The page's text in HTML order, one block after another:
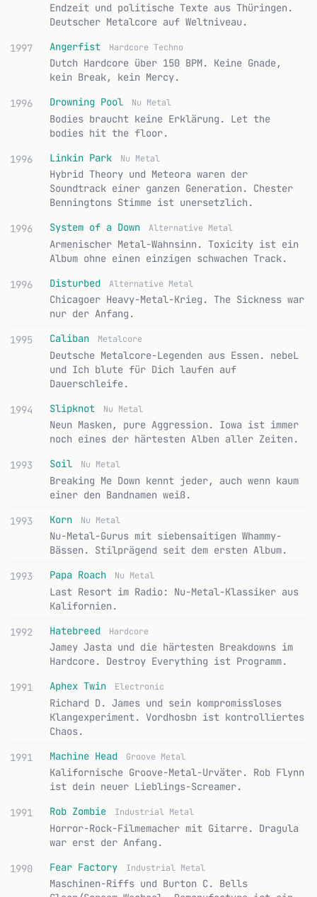
Endzeit und politische Texte aus Thüringen.
Deutscher Metalcore auf Weltniveau.
1997 Angerfist Hardcore Techno
Dutch Hardcore über 150 BPM. Keine Gnade,
kein Break, kein Mercy.
1996 Drowning Pool Nu Metal
Bodies braucht keine Erklärung. Let the
bodies hit the floor.
1996 Linkin Park Nu Metal
Hybrid Theory und Meteora waren der
Soundtrack einer ganzen Generation. Chester
Benningtons Stimme ist unersetzlich.
1996 System of a Down Alternative Metal
Armenischer Metal-Wahnsinn. Toxicity ist ein
Album ohne einen einzigen schwachen Track.
1996 Disturbed Alternative Metal
Chicagoer Heavy-Metal-Krieg. The Sickness war
nur der Anfang.
1995 Caliban Metalcore
Deutsche Metalcore-Legenden aus Essen. nebeL
und Ich blute für Dich laufen auf
Dauerschleife.
1994 Slipknot Nu Metal
Neun Masken, pure Aggression. Iowa ist immer
noch eines der härtesten Alben aller Zeiten.
1993 Soil Nu Metal
Breaking Me Down kennt jeder, auch wenn kaum
einer den Bandnamen weiß.
1993 Korn Nu Metal
Nu-Metal-Gurus mit siebensaitigen Whammy-
Bässen. Stilprägend seit dem ersten Album.
1993 Papa Roach Nu Metal
Last Resort im Radio: Nu-Metal-Klassiker aus
Kalifornien.
1992 Hatebreed Hardcore
Jamey Jasta und die härtesten Breakdowns im
Hardcore. Destroy Everything ist Programm.
1991 Aphex Twin Electronic
Richard D. James und sein kompromissloses
Klangexperiment. Vordhosbn ist kontrolliertes
Chaos.
1991 Machine Head Groove Metal
Kalifornische Groove-Metal-Urväter. Rob Flynn
ist dein neuer Lieblings-Screamer.
1991 Rob Zombie Industrial Metal
Horror-Rock-Filmemacher mit Gitarre. Dragula
war erst der Anfang.
1990 Fear Factory Industrial Metal
Maschinen-Riffs und Burton C. Bells